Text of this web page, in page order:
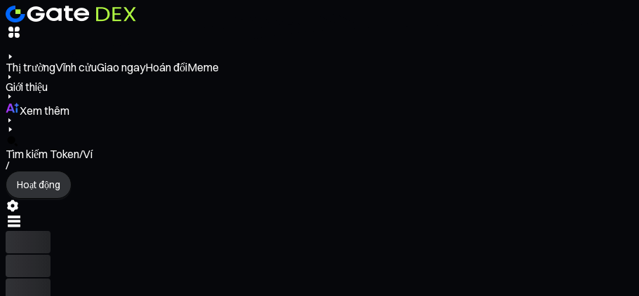
Thị trườngVĩnh cửuGiao ngayHoán đổiMeme
Giới thiệu
Xem thêm
Tìm kiếm Token/Ví
/
Hoạt động